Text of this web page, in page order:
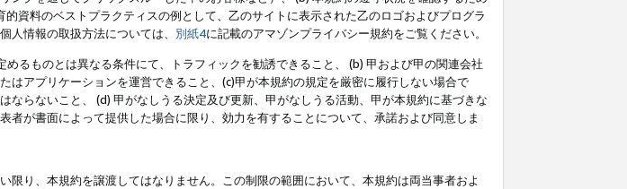
資料のベストプラクティスの例として、乙のサイトに表示された乙のロゴおよびプログラ
人情報の取扱方法については、 別紙4に記載のアマゾンプライバシー規約をご覧ください。
るものとは異なる条件にて、トラフィックを勧誘できること、 (b) 甲および甲の関連会社
アプリケーションを運営できること、(c)甲が本規約の規定を厳密に履行しない場合で
らないこと、 (d) 甲がなしうる決定及び更新、甲がなしうる活動、甲が本規約に基づきな
が書面によって提供した場合に限り、効力を有することについて、承諾および同意しま
り、本規約を譲渡してはなりません。この制限の範囲において、本規約は両当事者およ